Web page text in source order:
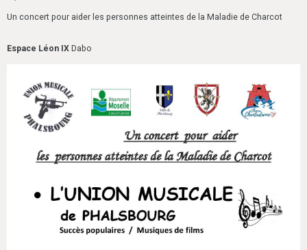
Un concert pour aider les personnes atteintes de la Maladie de Charcot
Espace Léon IX Dabo